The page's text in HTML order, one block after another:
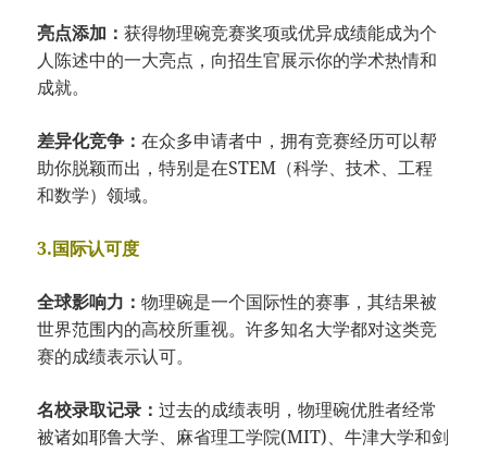
亮点添加：获得物理碗竞赛奖项或优异成绩能成为个
人陈述中的一大亮点，向招生官展示你的学术热情和
成就。
差异化竞争：在众多申请者中，拥有竞赛经历可以帮
助你脱颖而出，特别是在STEM（科学、技术、工程
和数学）领域。
3.国际认可度
全球影响力：物理碗是一个国际性的赛事，其结果被
世界范围内的高校所重视。许多知名大学都对这类竞
赛的成绩表示认可。
名校录取记录：过去的成绩表明，物理碗优胜者经常
被诸如耶鲁大学、麻省理工学院(MIT)、牛津大学和剑